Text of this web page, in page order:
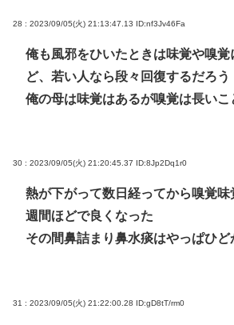
28 : 2023/09/05(火) 21:13:47.13 ID:nf3Jv46Fa
俺も風邪をひいたときは味覚や嗅
ど、若い人なら段々回復するだろう
俺の母は味覚はあるが嗅覚は長い
30 : 2023/09/05(火) 21:20:45.37 ID:8Jp2Dq1r0
熱が下がって数日経ってから嗅覚
週間ほどで良くなった
その間鼻詰まり鼻水痰はやっぱひど
31 : 2023/09/05(火) 21:22:00.28 ID:gD8tT/rm0